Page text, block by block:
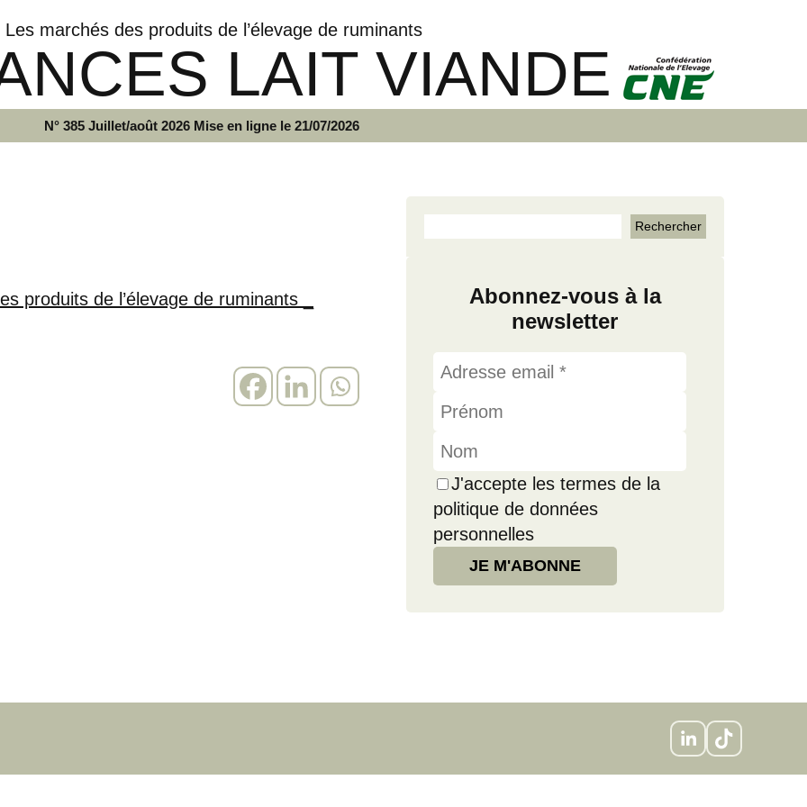
Les marchés des produits de l’élevage de ruminants
LAIT VIANDE
N° 385 Juillet/août 2026 Mise en ligne le 21/07/2026
produits de l’élevage de ruminants _
Abonnez-vous à la
newsletter
J'accepte les termes de la
politique de données
personnelles